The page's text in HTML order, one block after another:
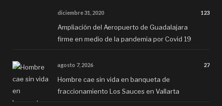
diciembre 31, 2020 123
Ampliación del Aeropuerto de Guadalajara
firme en medio de la pandemia por Covid 19
agosto 7, 2026 27
Hombre cae sin vida en banqueta de
fraccionamiento Los Sauces en Vallarta